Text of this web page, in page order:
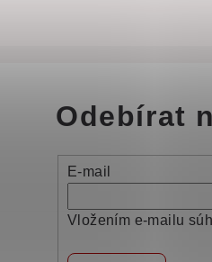
Odebírat
E-mail
Vložením e-mailu